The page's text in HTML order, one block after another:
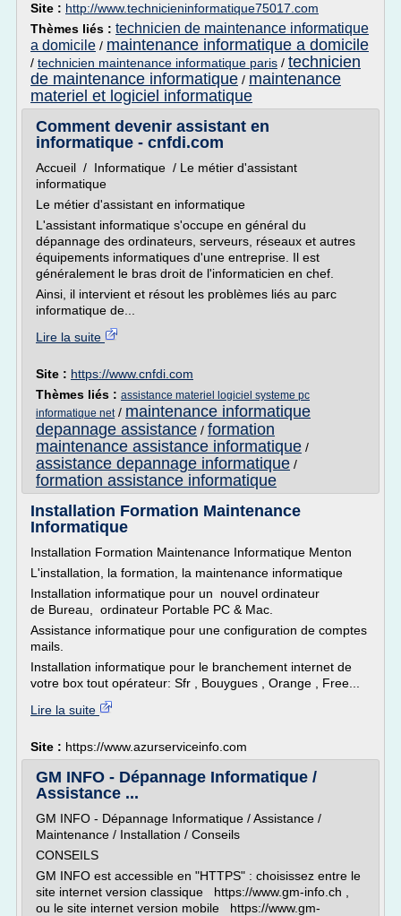
Site : http://www.technicieninformatique75017.com
Thèmes liés : technicien de maintenance informatique
a domicile / maintenance informatique a domicile
/ technicien maintenance informatique paris / technicien
de maintenance informatique / maintenance
materiel et logiciel informatique
Comment devenir assistant en
informatique - cnfdi.com
Accueil / Informatique / Le métier d'assistant
informatique
Le métier d'assistant en informatique
L'assistant informatique s'occupe en général du
dépannage des ordinateurs, serveurs, réseaux et autres
équipements informatiques d'une entreprise. Il est
généralement le bras droit de l'informaticien en chef.
Ainsi, il intervient et résout les problèmes liés au parc
informatique de...
Lire la suite
Site : https://www.cnfdi.com
Thèmes liés : assistance materiel logiciel systeme pc
informatique net/ maintenance informatique
depannage assistance / formation
maintenance assistance informatique /
assistance depannage informatique /
formation assistance informatique
Installation Formation Maintenance
Informatique
Installation Formation Maintenance Informatique Menton
L'installation, la formation, la maintenance informatique
Installation informatique pour un nouvel ordinateur
de Bureau, ordinateur Portable PC & Mac.
Assistance informatique pour une configuration de comptes
mails.
Installation informatique pour le branchement internet de
votre box tout opérateur: Sfr , Bouygues , Orange , Free...
Lire la suite
Site : https://www.azurserviceinfo.com
GM INFO - Dépannage Informatique /
Assistance ...
GM INFO - Dépannage Informatique / Assistance /
Maintenance / Installation / Conseils
CONSEILS
GM INFO est accessible en "HTTPS" : choisissez entre le
site internet version classique https://www.gm-info.ch ,
ou le site internet version mobile https://www.gm-